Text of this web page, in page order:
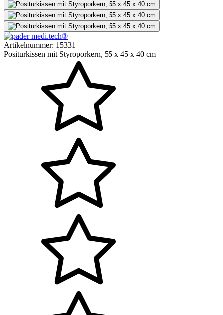
Artikelnummer: 15331
Positurkissen mit Styroporkern, 55 x 45 x 40 cm